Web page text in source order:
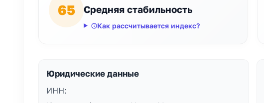
65 Средняя стабильность
Как рассчитывается индекс?
Юридические данные
ИНН: